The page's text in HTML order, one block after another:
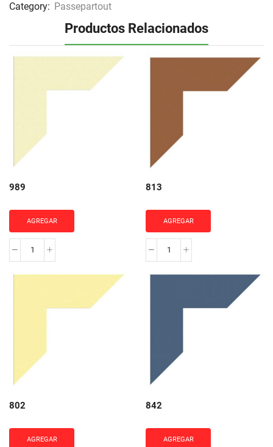
Category: Passepartout
Productos Relacionados
989
AGREGAR
989
813
AGREGAR
813
802
AGREGAR
842
AGREGAR